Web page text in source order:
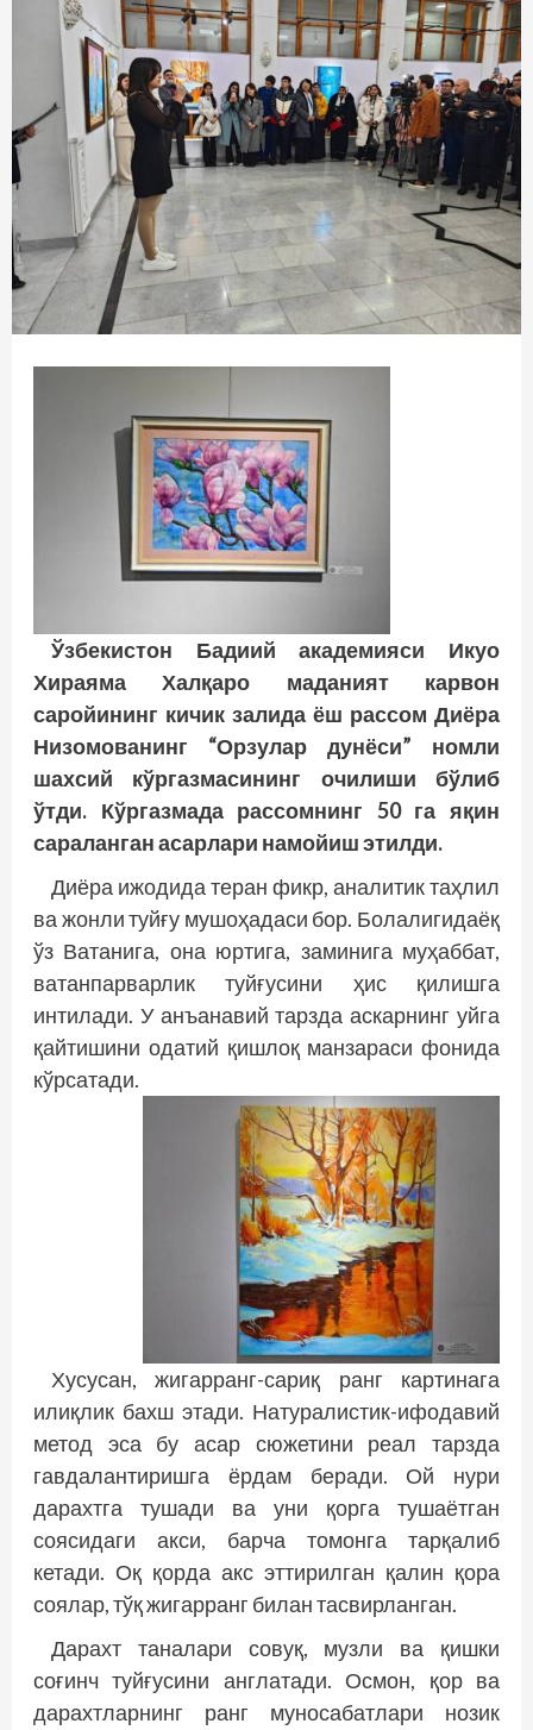
Ўзбекистон Бадиий академияси Икуо
Хираяма Халқаро маданият карвон
саройининг кичик залида ёш рассом Диёра
Низомованинг “Орзулар дунёси” номли
шахсий кўргазмасининг очилиши бўлиб
ўтди. Кўргазмада рассомнинг 50 га яқин
сараланган асарлари намойиш этилди.
Диёра ижодида теран фикр, аналитик таҳлил
ва жонли туйғу мушоҳадаси бор. Болалигидаёқ
ўз Ватанига, она юртига, заминига муҳаббат,
ватанпарварлик туйғусини ҳис қилишга
интилади. У анъанавий тарзда аскарнинг уйга
қайтишини одатий қишлоқ манзараси фонида
кўрсатади.
Хусусан, жигарранг-сариқ ранг картинага
илиқлик бахш этади. Натуралистик-ифодавий
метод эса бу асар сюжетини реал тарзда
гавдалантиришга ёрдам беради. Ой нури
дарахтга тушади ва уни қорга тушаётган
соясидаги акси, барча томонга тарқалиб
кетади. Оқ қорда акс эттирилган қалин қора
соялар, тўқ жигарранг билан тасвирланган.
Дарахт таналари совуқ, музли ва қишки
соғинч туйғусини англатади. Осмон, қор ва
дарахтларнинг ранг муносабатлари нозик